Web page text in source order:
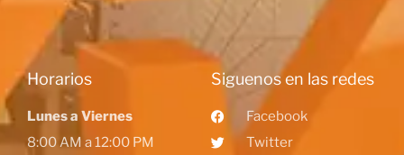
Horarios
Lunes a Viernes
8:00 AM a 12:00 PM
Siguenos en las redes
Facebook
Twitter